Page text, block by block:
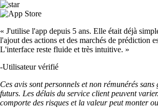
« J'utilise l'app depuis 5 ans. Elle était déjà
l'ajout des actions et des marchés de prédiction
L'interface reste fluide et très intuitive. »
-Utilisateur vérifié
Ces avis sont personnels et non rémunérés
futurs. Les délais du service client peuvent
comporte des risques et la valeur peut monter